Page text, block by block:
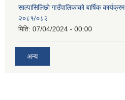
साल्पासिलिछो गाउँपालिकाको बार्षिक
२०८१/०८२
मिति: 07/04/2024 - 00:00
अन्य